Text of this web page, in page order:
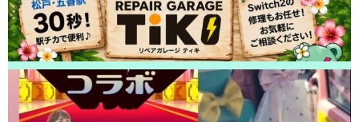
た！ありがとうございました！
2026/05/01
柏市よりお越しのお客様のiPhone11Proの充電不良修理をさせて頂きまし
た！ありがとうございました！
2026/04/30
鎌ヶ谷市よりお越しのお客様のiPhone13のバッテリー交換をさせて頂きま
した！ありがとうございました！
2026/04/30
柏市よりお越しのお客様のiPhone11の基板修理をさせて頂きました！あり